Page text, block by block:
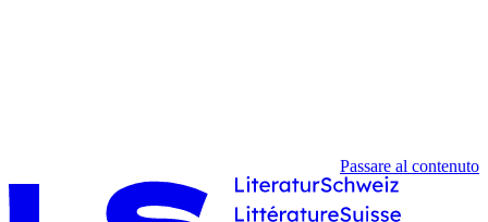
Passare al contenuto